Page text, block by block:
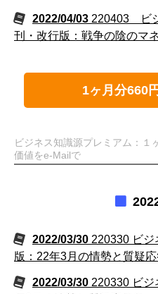
2022/04/03 220403 ビ
刊・改行版：戦争の陰のマ
1ヶ月分660
ビジネス知識源プレミアム：１
価値をe-Mailで
2022/03/30 220330 ビ
版：22年3月の情勢と質疑
2022/03/30 220330 ビジ